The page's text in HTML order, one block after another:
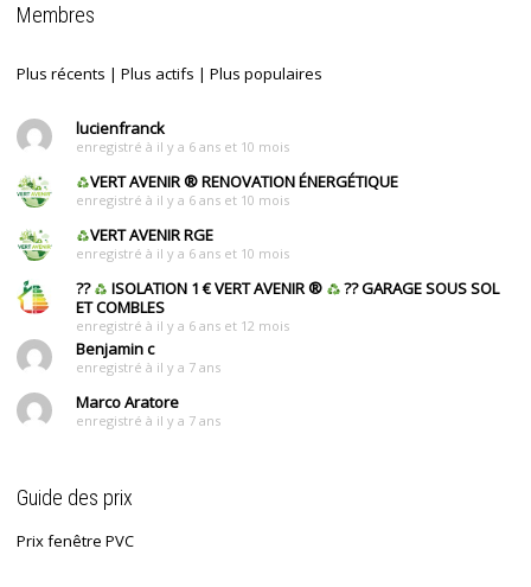
Membres
Plus récents | Plus actifs | Plus populaires
lucienfranck
enregistré à il y a 6 ans et 10 mois
VERT AVENIR®RENOVATION ÉNERGÉTIQUE
enregistré à il y a 6 ans et 10 mois
VERT AVENIR RGE
enregistré à il y a 6 ans et 10 mois
?? ISOLATION 1 € VERT AVENIR®
?? GARAGE SOUS SOL
ET COMBLES
enregistré à il y a 6 ans et 12 mois
Benjamin c
enregistré à il y a 7 ans
Marco Aratore
enregistré à il y a 7 ans
Guide des prix
Prix fenêtre PVC